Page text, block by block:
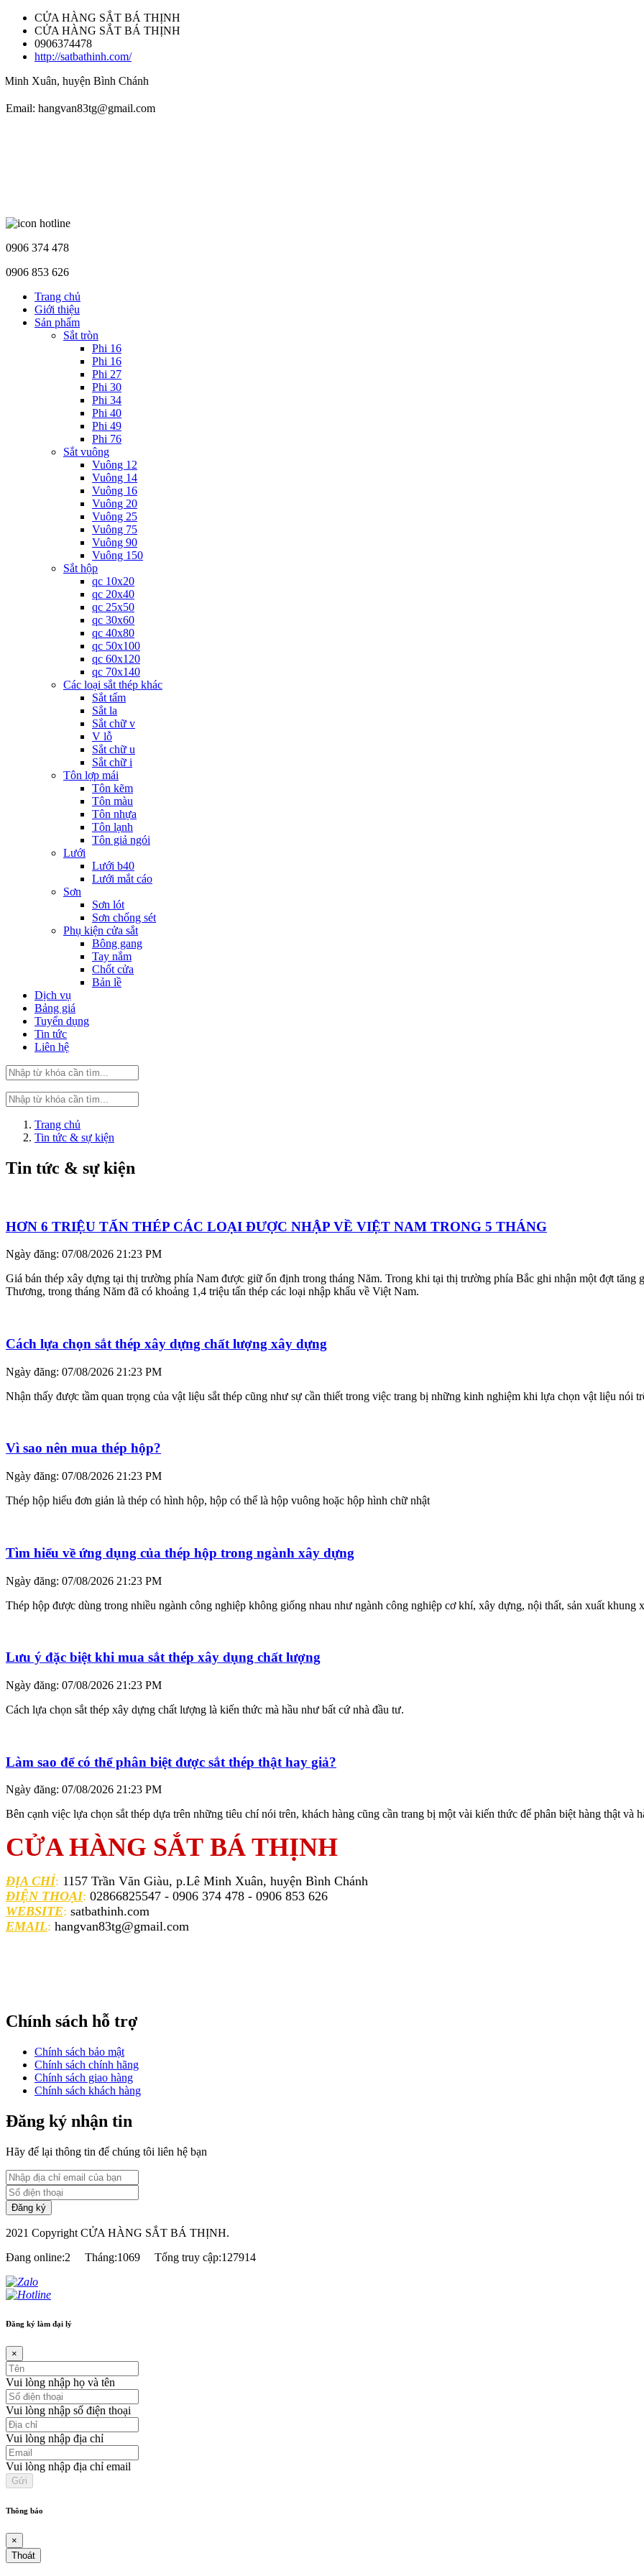
CỬA HÀNG SẮT BÁ THỊNH
CỬA HÀNG SẮT BÁ THỊNH
0906374478
http://satbathinh.com/
huyện Bình Chánh
Email: hangvan83tg@gmail.com
0906 374 478
0906 853 626
Trang chủ
Giới thiệu
Sản phẩm
Sắt tròn
Phi 16
Phi 16
Phi 27
Phi 30
Phi 34
Phi 40
Phi 49
Phi 76
Sắt vuông
Vuông 12
Vuông 14
Vuông 16
Vuông 20
Vuông 25
Vuông 75
Vuông 90
Vuông 150
Sắt hộp
qc 10x20
qc 20x40
qc 25x50
qc 30x60
qc 40x80
qc 50x100
qc 60x120
qc 70x140
Các loại sắt thép khác
Sắt tấm
Sắt la
Sắt chữ v
V lỗ
Sắt chữ u
Sắt chữ i
Tôn lợp mái
Tôn kẽm
Tôn màu
Tôn nhựa
Tôn lạnh
Tôn giả ngói
Lưới
Lưới b40
Lưới mắt cáo
Sơn
Sơn lót
Sơn chống sét
Phụ kiện cửa sắt
Bông gang
Tay nắm
Chốt cửa
Bản lề
Dịch vụ
Bảng giá
Tuyển dụng
Tin tức
Liên hệ
Trang chủ
Tin tức & sự kiện
Tin tức & sự kiện
HƠN 6 TRIỆU TẤN THÉP CÁC LOẠI ĐƯỢC NHẬP VỀ VIỆT NAM TRONG 5 THÁNG
Ngày đăng: 07/08/2026 21:23 PM
Giá bán thép xây dựng tại thị trường phía Nam được giữ ổn định trong tháng Năm. Trong khi tại thị trường phía Bắc ghi nhận một đợt
Thương, trong tháng Năm đã có khoảng 1,4 triệu tấn thép các loại nhập khẩu về Việt Nam.
Cách lựa chọn sắt thép xây dựng chất lượng xây dựng
Ngày đăng: 07/08/2026 21:23 PM
Nhận thấy được tầm quan trọng của vật liệu sắt thép cũng như sự cần thiết trong việc trang bị những kinh nghiệm khi lựa chọn vật liệu nói
Vì sao nên mua thép hộp?
Ngày đăng: 07/08/2026 21:23 PM
Thép hộp hiểu đơn giản là thép có hình hộp, hộp có thể là hộp vuông hoặc hộp hình chữ nhật
Tìm hiểu về ứng dụng của thép hộp trong ngành xây dựng
Ngày đăng: 07/08/2026 21:23 PM
Thép hộp được dùng trong nhiều ngành công nghiệp không giống nhau như ngành công nghiệp cơ khí, xây dựng, nội thất, sản xuất khung
Lưu ý đặc biệt khi mua sắt thép xây dụng chất lượng
Ngày đăng: 07/08/2026 21:23 PM
Cách lựa chọn sắt thép xây dựng chất lượng là kiến thức mà hầu như bất cứ nhà đầu tư.
Làm sao để có thể phân biệt được sắt thép thật hay giả?
Ngày đăng: 07/08/2026 21:23 PM
Bên cạnh việc lựa chọn sắt thép dựa trên những tiêu chí nói trên, khách hàng cũng cần trang bị một vài kiến thức để phân biệt hàng thật và
CỬA HÀNG SẮT BÁ THỊNH
ĐỊA CHỈ: 1157 Trần Văn Giàu, p.Lê Minh Xuân, huyện Bình Chánh
ĐIỆN THOẠI: 02866825547 - 0906 374 478 - 0906 853 626
WEBSITE: satbathinh.com
EMAIL: hangvan83tg@gmail.com
Chính sách hỗ trợ
Chính sách bảo mật
Chính sách chính hãng
Chính sách giao hàng
Chính sách khách hàng
Đăng ký nhận tin
Hãy để lại thông tin để chúng tôi liên hệ bạn
2021 Copyright CỬA HÀNG SẮT BÁ THỊNH.
Đang online:2
Tháng:1069 Tổng truy cập:127914
Đăng ký làm đại lý
×
Vui lòng nhập họ và tên
Vui lòng nhập số điện thoại
Vui lòng nhập địa chỉ
Vui lòng nhập địa chỉ email
Thông báo
×
Thoát